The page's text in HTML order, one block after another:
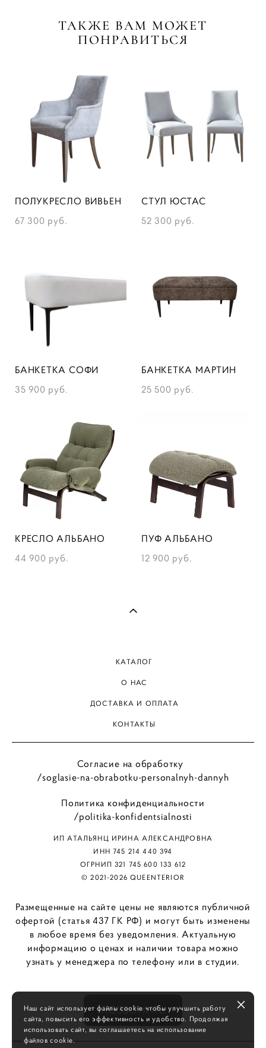
ТАКЖЕ ВАМ МОЖЕТ
ПОНРАВИТЬСЯ
ПОЛУКРЕСЛО ВИВЬЕН
67 300 pуб.
СТУЛ ЮСТАС
52 300 pуб.
БАНКЕТКА СОФИ
35 900 pуб.
БАНКЕТКА МАРТИН
25 500 pуб.
КРЕСЛО АЛЬБАНО
44 900 pуб.
ПУФ АЛЬБАНО
12 900 pуб.
КАТАЛОГ
О НАС
ДОСТАВКА И ОПЛАТА
КОНТАКТЫ
Согласие на обработку
/soglasie-na-obrabotku-personalnyh-dannyh
Политика конфиденциальности
/politika-konfidentsialnosti
ИП АТАЛЬЯНЦ ИРИНА АЛЕКСАНДРОВНА
ИНН 745 214 440 394
ОГРНИП 321 745 600 133 612
© 2021-2026 QUEENTERIOR
Размещенные на сайте цены не являются публичной
офертой (статья 437 ГК РФ) и могут быть изменены
в любое время без уведомления. Актуальную
информацию о ценах и наличии товара можно
узнать у менеджера по телефону или в студии.
ПОЗВОНИТЬ
Наш сайт использует файлы cookie чтобы улучшить работу
сайта, повысить его эффективность и удобство. Продолжая
использовать сайт, вы соглашаетесь на использование
файлов cookie.